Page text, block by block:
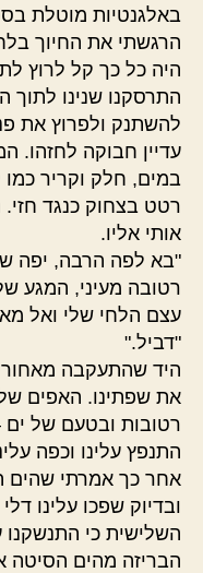
באלגנטיות מוטלת
הרגשתי את החיוך
היה כל כך קל לרוץ
התרסקנו שנינו
להשתנק ולפרוץ את
עדיין חבוקה לחזהו.
במים, חלק וקריר
רטט בצחוק כנגד חזי.
אותי אליו.
"בא לפה הרבה, יפה
רטובה מעיני, המגע
עצם הלחי שלי ואל
"דביל."
היד שהתעקבה מאחורי
את שפתינו. האפים
רטובות ובטעם של
התנפץ עלינו וכפה
ובדיוק שפכו עלינו
השלישית כי
הבריזה מהים הסיטה